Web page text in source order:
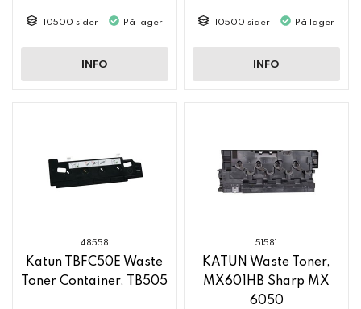
10500 sider På lager
INFO
10500 sider På lager
INFO
48558
Katun TBFC50E Waste
Toner Container, TB505
51581
KATUN Waste Toner,
MX601HB Sharp MX
6050